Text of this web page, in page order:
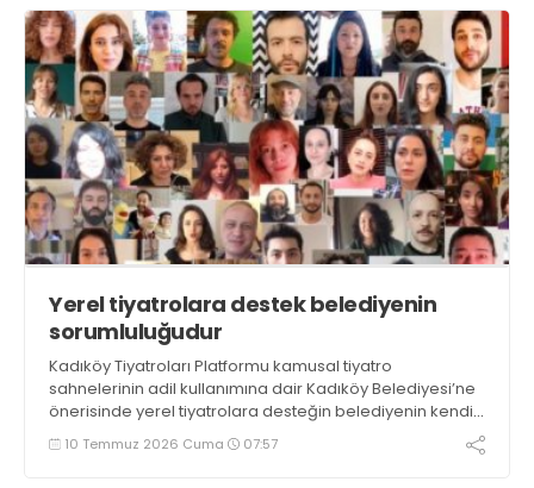
Yerel tiyatrolara destek belediyenin
sorumluluğudur
Kadıköy Tiyatroları Platformu kamusal tiyatro
sahnelerinin adil kullanımına dair Kadıköy Belediyesi’ne
önerisinde yerel tiyatrolara desteğin belediyenin kendi
kültürel ekosistemine karşı sorumluluğunun sonucu
olduğunu kaydetti
10 Temmuz 2026 Cuma 07:57